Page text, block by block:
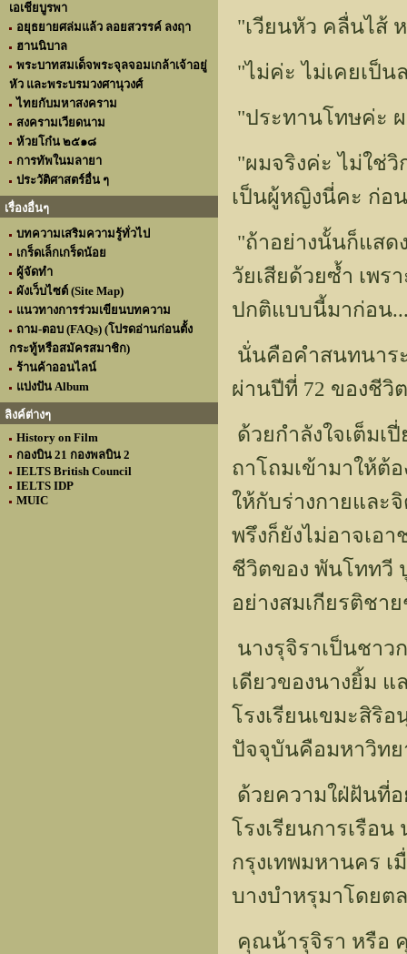
เอเชียบูรพา
อยุธยายศล่มแล้ว ลอยสวรรค์ ลงฤา
ฮานนิบาล
พระบาทสมเด็จพระจุลจอมเกล้าเจ้าอยู่
หัว และพระบรมวงศานุวงศ์
ไทยกับมหาสงคราม
สงครามเวียดนาม
ห้วยโก๋น ๒๕๑๘
การทัพในมลายา
ประวัติศาสตร์อื่น ๆ
เรื่องอื่นๆ
บทความเสริมความรู้ทั่วไป
เกร็ดเล็กเกร็ดน้อย
ผู้จัดทำ
ผังเว็บไซต์ (Site Map)
แนวทางการร่วมเขียนบทความ
ถาม-ตอบ (FAQs) (โปรดอ่านก่อนตั้ง
กระทู้หรือสมัครสมาชิก)
ร้านค้าออนไลน์
แบ่งปัน Album
ลิงค์ต่างๆ
History on Film
กองบิน 21 กองพลบิน 2
IELTS British Council
IELTS IDP
MUIC
"เวียนหัว คลื่นไส้
"ไม่ค่ะ ไม่เคยเป็
"ประทานโทษค่ะ
"ผมจริงค่ะ ไม่ใช่วิ
เป็นผู้หญิงนี่คะ ก่อ
"ถ้าอย่างนั้นก็แส
วัยเสียด้วยซ้ำ เพร
ปกติแบบนี้มาก่อน
นั่นคือคำสนทนาระ
ผ่านปีที่ 72 ของชีวิ
ด้วยกำลังใจเต็ม
ถาโถมเข้ามาให้ต้
ให้กับร่างกายและ
พรึงก็ยังไม่อาจเอ
ชีวิตของ พันโททวี
อย่างสมเกียรติชา
นางรุจิราเป็นชาว
เดียวของนางยิ้ม แ
โรงเรียนเขมะสิริ
ปัจจุบันคือมหาวิท
ด้วยความใฝ่ฝันที่อ
โรงเรียนการเรือ
กรุงเทพมหานคร เ
บางบำหรุมาโดยต
คุณน้ารุจิรา หรือ